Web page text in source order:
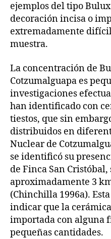
ejemplos del tipo
decoración incisa o
extremadamente
muestra.
La concentración de
Cotzumalguapa es
investigaciones
han identificado con
tiestos, que sin
distribuidos en
Nuclear de
se identificó su
de Finca San Cristóbal,
aproximadamente 3
(Chinchilla 1996a).
indicar que la
importada con alguna
pequeñas cantidades.